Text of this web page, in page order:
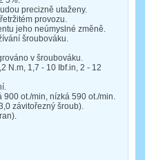
precizně utaženy.
provozu.
jeho neúmyslné změně.
šroubováku.
v šroubováku.
N.m, 1,7 - 10 Ibf.in, 2 - 12
900 ot./min, nízká 590 ot./min.
závitořezný šroub).